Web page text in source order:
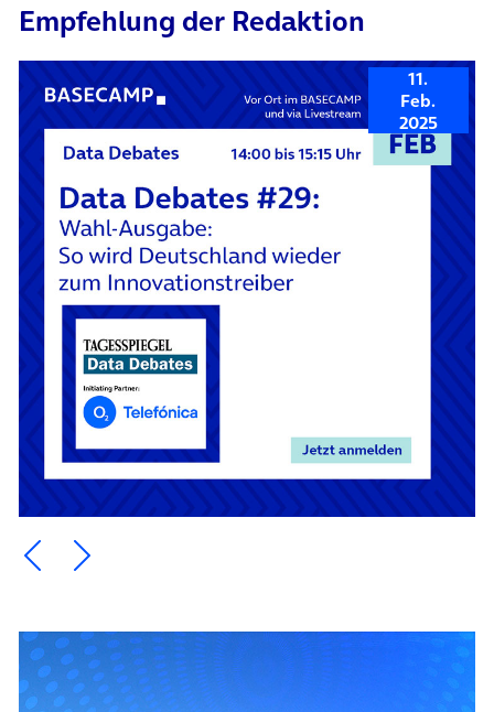
Empfehlung der Redaktion
11.
Feb.
2025
Ein Element zurück blättern
Ein Element weiter blättern